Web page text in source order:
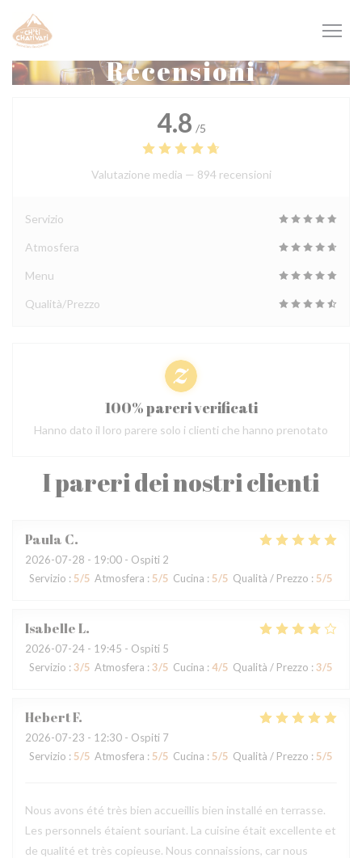
Personalizzazione delle tue scelte sui cookie
Recensioni
I pareri dei nostri clienti
Paula C
2026-07-28 - 19:00 - Ospiti 2
Servizio : 5/5 Atmosfera : 5/5 Cucina : 5/5 Qualità / Prezzo : 5/5
IsabelleL
2026-07-24 - 19:45 - Ospiti 5
Servizio : 3/5 Atmosfera : 3/5 Cucina : 4/5 Qualità / Prezzo : 3/5
HebertF
2026-07-23 - 12:30 - Ospiti 7
Servizio : 5/5 Atmosfera : 5/5 Cucina : 5/5 Qualità / Prezzo : 5/5
Nous avons été très bien accueillis bien installé en terrasse.
Les personnels étaient souriant. La cuisine était excellente et
de qualité et très copieuse. Nous connaissions, car nous
4.8 /5
Valutazione media — 894 recensioni
Servizio
Atmosfera
Menu
Qualità/Prezzo
100% pareri verificati
Hanno dato il loro parere solo i clienti che hanno prenotato